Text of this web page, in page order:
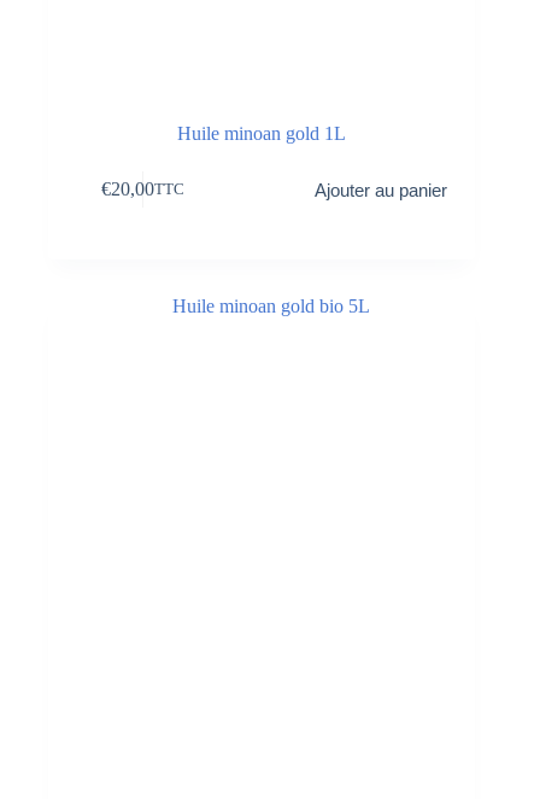
Huile minoan gold 1L
€20,00TTC Ajouter au panier